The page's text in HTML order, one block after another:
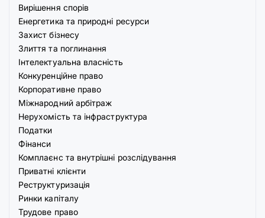
Вирішення спорів
Енергетика та природні ресурси
Захист бізнесу
Злиття та поглинання
Інтелектуальна власність
Конкуренційне право
Корпоративне право
Міжнародний арбітраж
Нерухомість та інфраструктура
Податки
Фінанси
Комплаєнс та внутрішні розслідування
Приватні клієнти
Реструктуризація
Ринки капіталу
Трудове право